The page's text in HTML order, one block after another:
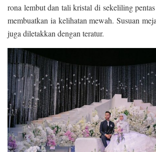
rona lembut dan tali kristal di sekeliling
membuatkan ia kelihatan mewah. Susuan
juga diletakkan dengan teratur.